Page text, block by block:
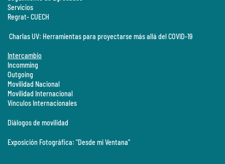
Servicios
Regrat- CUECH
Charlas UV: Herramientas para proyectarse más allá del COVID-19
Intercambio
Incomming
Outgoing
Movilidad Nacional
Movilidad Internacional
Vínculos Internacionales
Diálogos de movilidad
Exposición Fotográfica: "Desde mi Ventana"